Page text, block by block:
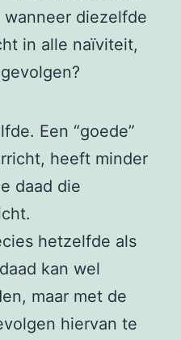
wanneer diezelfde
in alle naïviteit,
Een “goede”
heeft minder
daad die
hetzelfde als
kan wel
maar met de
hiervan te